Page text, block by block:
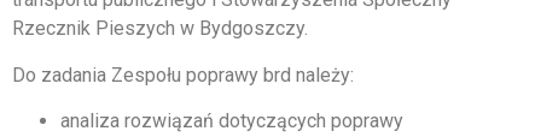
Rzecznik Pieszych w Bydgoszczy.
Do zadania Zespołu poprawy brd należy:
analiza rozwiązań dotyczących poprawy